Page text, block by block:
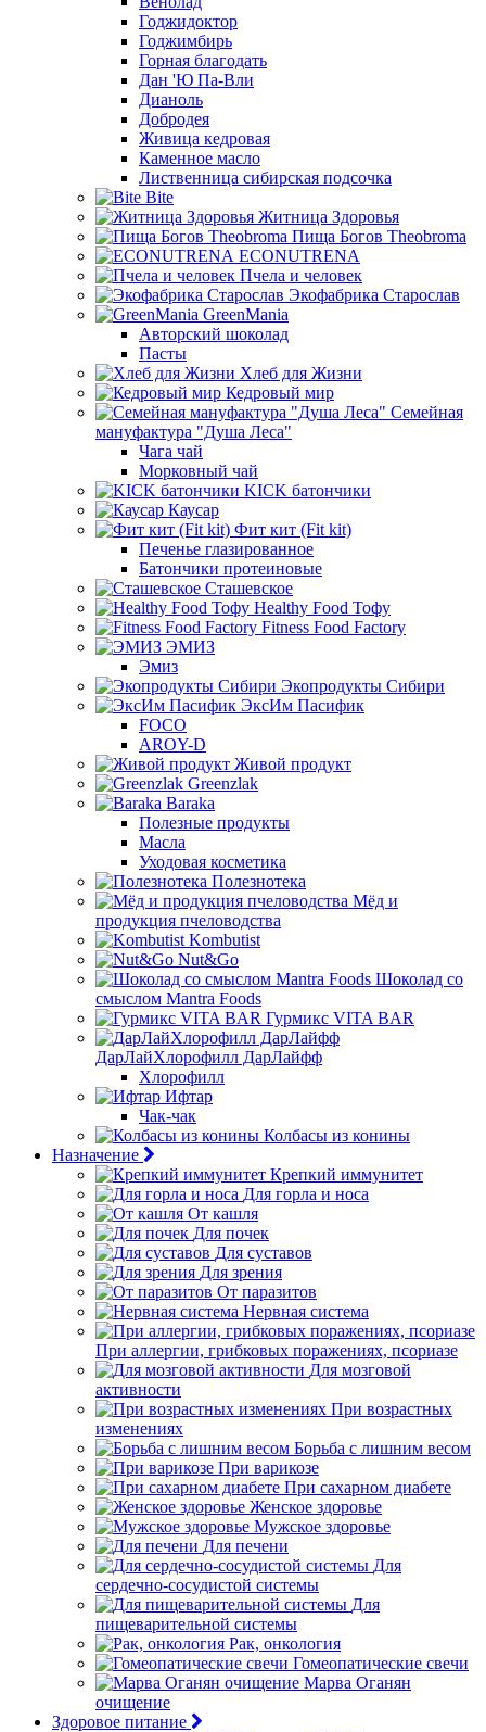
Годжидоктор
Годжимбирь
Горная благодать
Дан 'Ю Па-Вли
Дианоль
Добродея
Живица кедровая
Каменное масло
Лиственница сибирская подсочка
Bite
Житница Здоровья
Пища Богов Theobroma
ECONUTRENA
Пчела и человек
Экофабрика Старослав
GreenMania
Авторский шоколад
Пасты
Хлеб для Жизни
Кедровый мир
Семейная
мануфактура "Душа Леса"
Чага чай
Морковный чай
KICK батончики
Каусар
Фит кит (Fit kit)
Печенье глазированное
Батончики протеиновые
Сташевское
Healthy Food Тофу
Fitness Food Factory
ЭМИЗ
Эмиз
Экопродукты Сибири
ЭксИм Пасифик
FOCO
AROY-D
Живой продукт
Greenzlak
Baraka
Полезные продукты
Масла
Уходовая косметика
Полезнотека
Мёд и
продукция пчеловодства
Kombutist
Nut&Go
Шоколад со
смыслом Mantra Foods
Гурмикс VITA BAR
ДарЛайХлорофилл ДарЛайфф
Хлорофилл
Ифтар
Чак-чак
Колбасы из конины
Назначение
Крепкий иммунитет
Для горла и носа
От кашля
Для почек
Для суставов
Для зрения
От паразитов
Нервная система
При аллергии, грибковых поражениях, псориазе
Для мозговой
активности
При возрастных
изменениях
Борьба с лишним весом
При варикозе
При сахарном диабете
Женское здоровье
Мужское здоровье
Для печени
Для
сердечно-сосудистой системы
Для
пищеварительной системы
Рак, онкология
Гомеопатические свечи
Марва Оганян
очищение
Здоровое питание